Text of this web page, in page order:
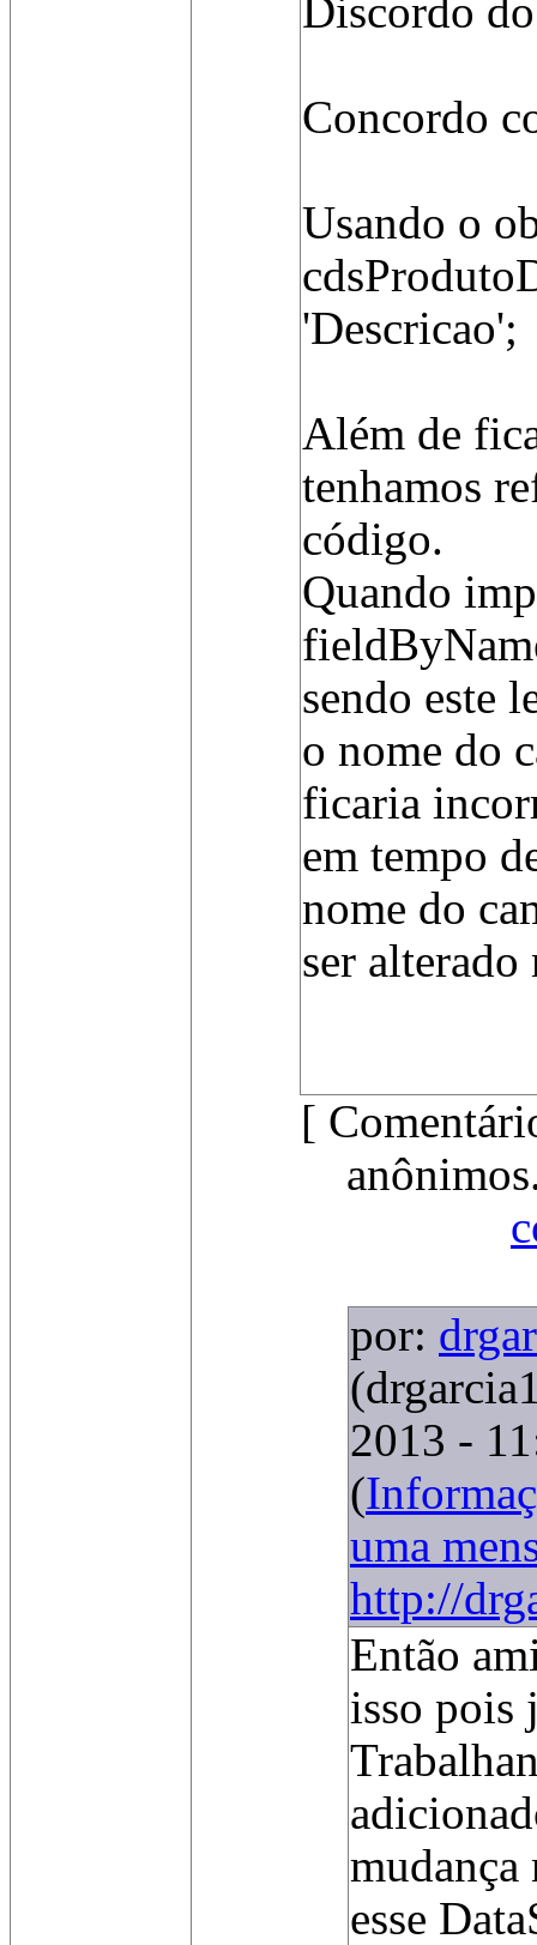
Discordo
Concordo
Usando o
'Descricao';
Além de
tenhamos
código.
Quando
sendo este
o nome do
ficaria
em tempo
nome do
ser
[
por:
2013 -
(
uma
http://
Então
isso pois
mudança
esse